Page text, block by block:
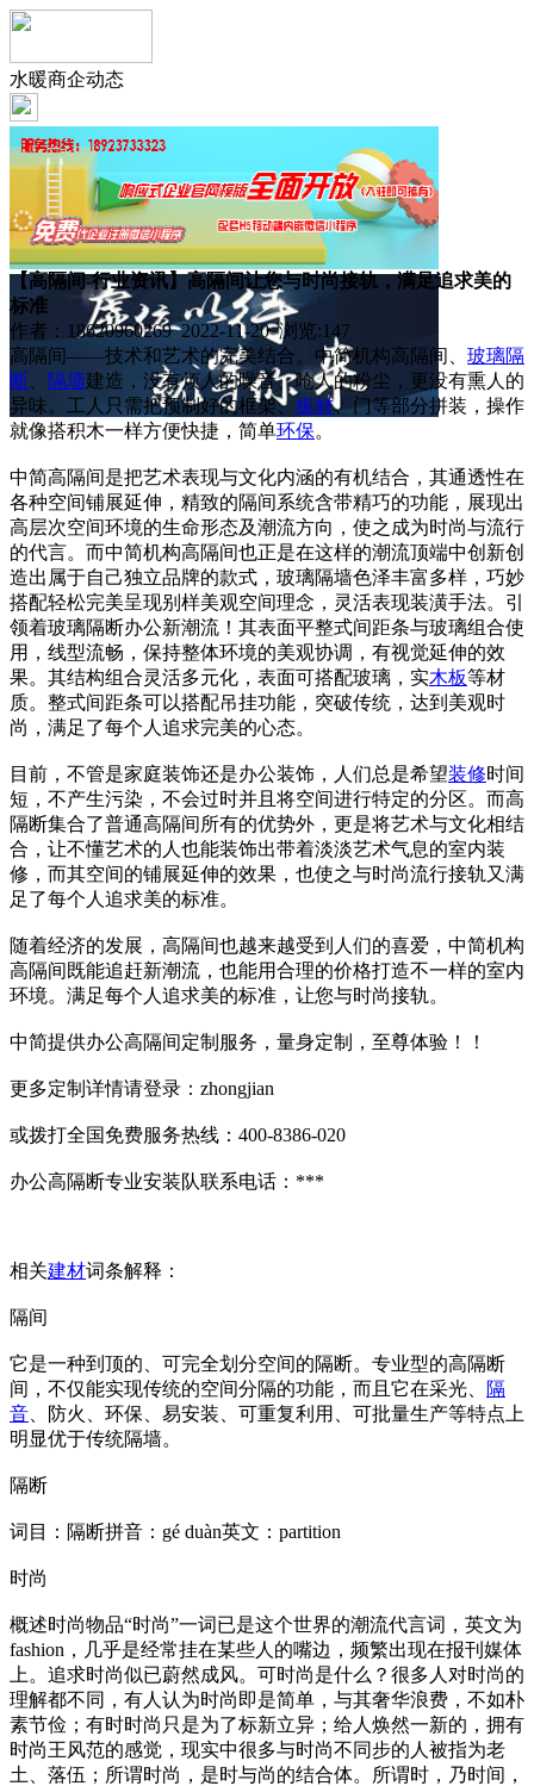
水暖商企动态
【高隔间-行业资讯】高隔间让您与时尚接轨，满足追求美的
标准
作者：18620960269 2022-11-20 浏览:147
高隔间——技术和艺术的完美结合。中简机构高隔间、 玻璃隔
断
隔墙建造，没有烦人的噪音、呛人的粉尘，更没有熏人的
异味。工人只需把预制好的框架、 板材、门等部分拼装，操作
就像搭积木一样方便快捷，简单环保。
中简高隔间是把艺术表现与文化内涵的有机结合，其通透性在
各种空间铺展延伸，精致的隔间系统含带精巧的功能，展现出
高层次空间环境的生命形态及潮流方向，使之成为时尚与流行
的代言。而中简机构高隔间也正是在这样的潮流顶端中创新创
造出属于自己独立品牌的款式，玻璃隔墙色泽丰富多样，巧妙
搭配轻松完美呈现别样美观空间理念，灵活表现装潢手法。引
领着玻璃隔断办公新潮流！其表面平整式间距条与玻璃组合使
用，线型流畅，保持整体环境的美观协调，有视觉延伸的效
果。其结构组合灵活多元化，表面可搭配玻璃，实木板等材
质。整式间距条可以搭配吊挂功能，突破传统，达到美观时
尚，满足了每个人追求完美的心态。
目前，不管是家庭装饰还是办公装饰，人们总是希望装修时间
短，不产生污染，不会过时并且将空间进行特定的分区。而高
隔断集合了普通高隔间所有的优势外，更是将艺术与文化相结
合，让不懂艺术的人也能装饰出带着淡淡艺术气息的室内装
修，而其空间的铺展延伸的效果，也使之与时尚流行接轨又满
足了每个人追求美的标准。
随着经济的发展，高隔间也越来越受到人们的喜爱，中简机构
高隔间既能追赶新潮流，也能用合理的价格打造不一样的室内
环境。满足每个人追求美的标准，让您与时尚接轨。
中简提供办公高隔间定制服务，量身定制，至尊体验！！
更多定制详情请登录：zhongjian
或拨打全国免费服务热线：400-8386-020
办公高隔断专业安装队联系电话：***
相关建材词条解释：
隔间
它是一种到顶的、可完全划分空间的隔断。专业型的高隔断
间，不仅能实现传统的空间分隔的功能，而且它在采光、
隔
音 、防火、环保、易安装、可重复利用、可批量生产等特点上
明显优于传统隔墙。
隔断
词目：隔断拼音：gé duàn英文：partition
时尚
概述时尚物品“时尚”一词已是这个世界的潮流代言词，英文为
fashion，几乎是经常挂在某些人的嘴边，频繁出现在报刊媒体
上。追求时尚似已蔚然成风。可时尚是什么？很多人对时尚的
理解都不同，有人认为时尚即是简单，与其奢华浪费，不如朴
素节俭；有时时尚只是为了标新立异；给人焕然一新的，拥有
时尚王风范的感觉，现实中很多与时尚不同步的人被指为老
土、落伍；所谓时尚，是时与尚的结合体。所谓时，乃时间，